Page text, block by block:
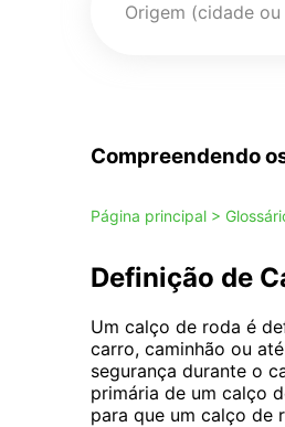
Compreendendo
Página principal >
Definição de
Um calço de roda é
carro, caminhão ou
segurança durante o
primária de um calço
para que um calço de